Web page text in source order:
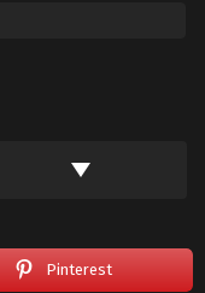
Pinterest